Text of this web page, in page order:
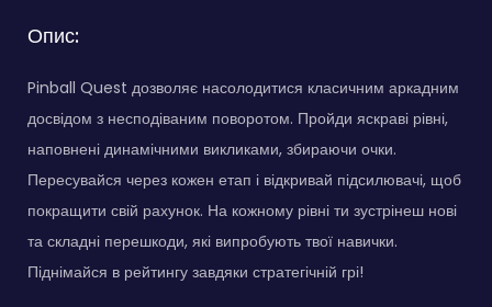
Опис:
Pinball Quest дозволяє насолодитися класичним аркадним
досвідом з несподіваним поворотом. Пройди яскраві рівні,
наповнені динамічними викликами, збираючи очки.
Пересувайся через кожен етап і відкривай підсилювачі, щоб
покращити свій рахунок. На кожному рівні ти зустрінеш нові
та складні перешкоди, які випробують твої навички.
Піднімайся в рейтингу завдяки стратегічній грі!